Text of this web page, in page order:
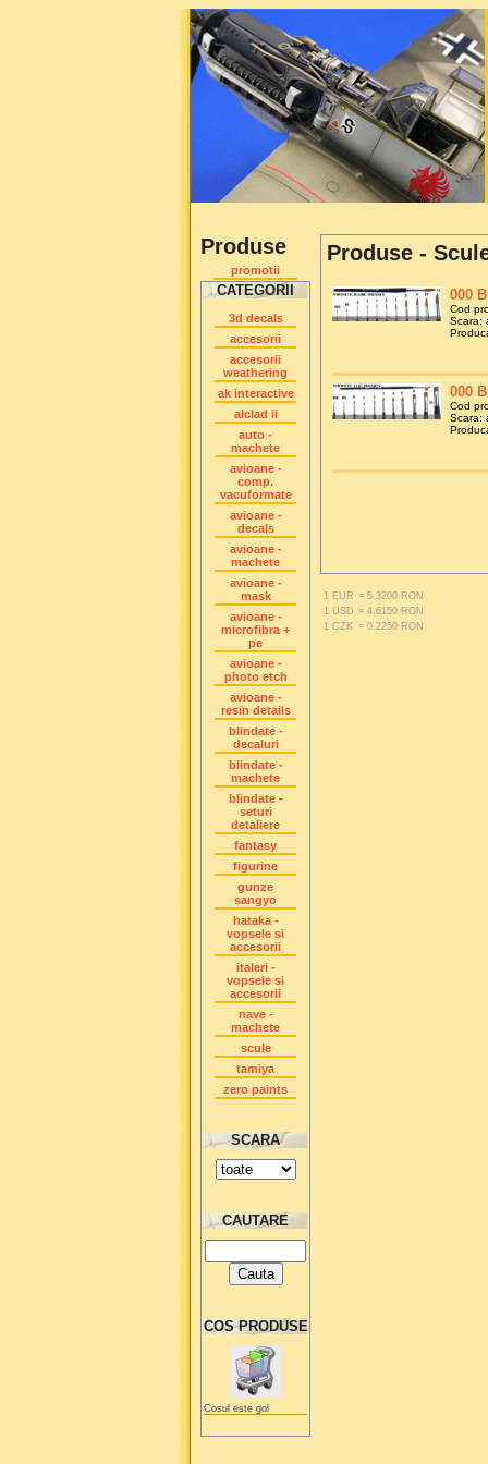
Produse
promotii
CATEGORII
3d decals
accesorii
accesorii
weathering
ak interactive
alclad ii
auto -
machete
avioane -
comp.
vacuformate
avioane -
decals
avioane -
machete
avioane -
mask
avioane -
microfibra +
pe
avioane -
photo etch
avioane -
resin details
blindate -
decaluri
blindate -
machete
blindate -
seturi
detaliere
fantasy
figurine
gunze
sangyo
hataka -
vopsele si
accesorii
italeri -
vopsele si
accesorii
nave -
machete
scule
tamiya
zero paints
SCARA
CAUTARE
COS PRODUSE
Cosul este gol
Produse -
000
Cod
Scara:
000
Cod
Scara:
1 EUR = 5.3200 RON
1 USD = 4.6150 RON
1 CZK = 0.2250 RON